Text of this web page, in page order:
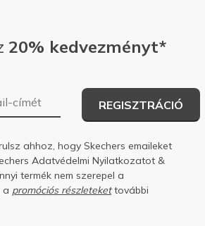
20% kedvezményt*
REGISZTRÁCIÓ
ahhoz, hogy Skechers emaileket
Adatvédelmi Nyilatkozatot &
termék nem szerepel a
a promóciós részletekettovábbi